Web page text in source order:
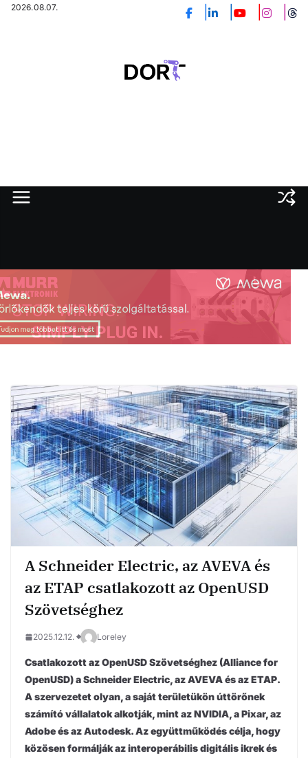
Skip2026.08.07.
A Schneider Electric, az AVEVA és
az ETAP csatlakozott az OpenUSD
Szövetséghez
2025.12.12. Loreley
Csatlakozott az OpenUSD Szövetséghez (Alliance for
OpenUSD) a Schneider Electric, az AVEVA és az ETAP.
A szervezetet olyan, a saját területükön úttörőnek
számító vállalatok alkotják, mint az NVIDIA, a Pixar, az
Adobe és az Autodesk. Az együttműködés célja, hogy
közösen formálják az interoperábilis digitális ikrek és